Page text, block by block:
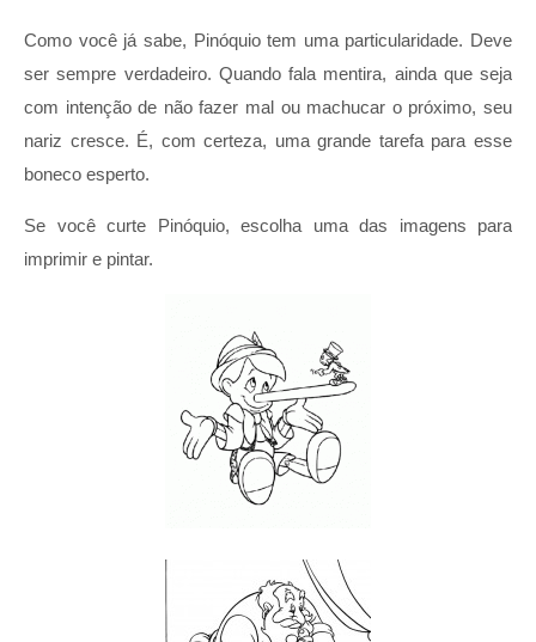
Como você já sabe, Pinóquio tem uma particularidade. Deve
ser sempre verdadeiro. Quando fala mentira, ainda que seja
com intenção de não fazer mal ou machucar o próximo, seu
nariz cresce. É, com certeza, uma grande tarefa para esse
boneco esperto.
Se você curte Pinóquio, escolha uma das imagens para
imprimir e pintar.